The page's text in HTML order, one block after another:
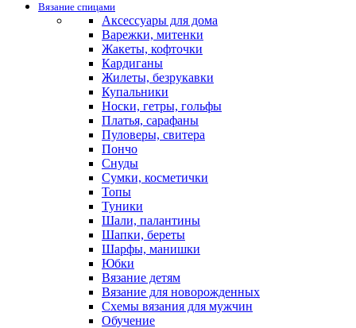
Вязание спицами
Аксессуары для дома
Варежки, митенки
Жакеты, кофточки
Кардиганы
Жилеты, безрукавки
Купальники
Носки, гетры, гольфы
Платья, сарафаны
Пуловеры, свитера
Пончо
Снуды
Сумки, косметички
Топы
Туники
Шали, палантины
Шапки, береты
Шарфы, манишки
Юбки
Вязание детям
Вязание для новорожденных
Схемы вязания для мужчин
Обучение